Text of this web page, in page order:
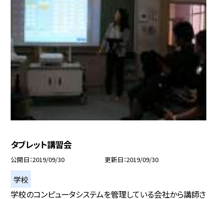
タブレット講習会
公開日 2019/09/30 更新日 2019/09/30
学校
学校のコンピュータシステムを管理している会社から講師さ